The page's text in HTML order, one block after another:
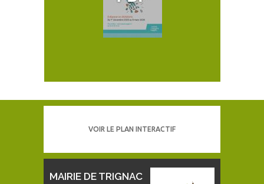
VOIR LE PLAN INTERACTIF
MAIRIE DE TRIGNAC